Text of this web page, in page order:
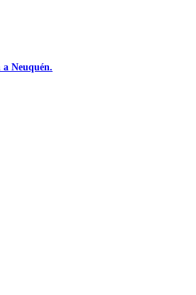
Neuquén.